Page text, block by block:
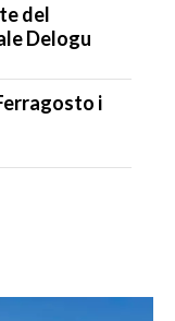
del
Delogu
i